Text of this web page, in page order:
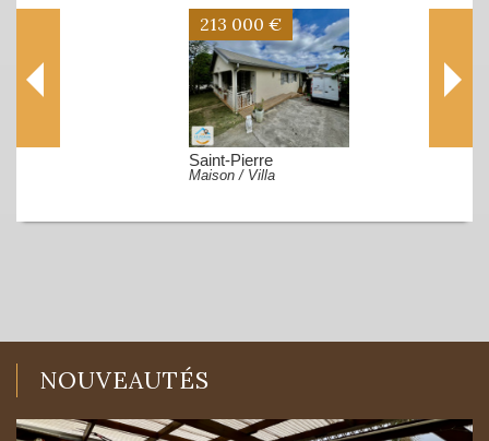
213 000 €
Saint-Pierre
Maison / Villa
NOUVEAUTÉS